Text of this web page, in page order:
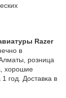
Razer
в
розница
хорошие
год. Доставка в